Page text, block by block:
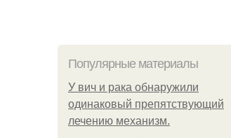
Популярные материалы
У вич и рака обнаружили
одинаковый препятствующий
лечению механизм.